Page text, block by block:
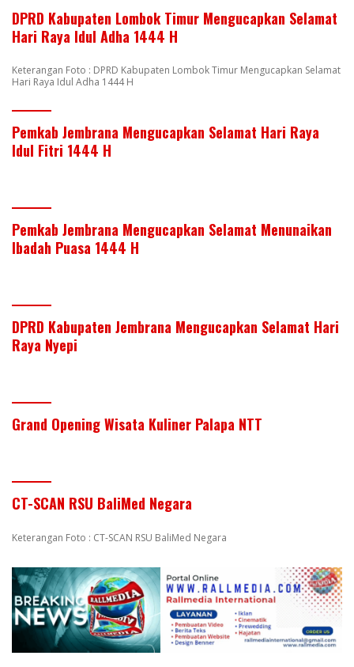
DPRD Kabupaten Lombok Timur Mengucapkan Selamat
Hari Raya Idul Adha 1444 H
Keterangan Foto : DPRD Kabupaten Lombok Timur Mengucapkan Selamat
Hari Raya Idul Adha 1444 H
Pemkab Jembrana Mengucapkan Selamat Hari Raya
Idul Fitri 1444 H
Pemkab Jembrana Mengucapkan Selamat Menunaikan
Ibadah Puasa 1444 H
DPRD Kabupaten Jembrana Mengucapkan Selamat Hari
Raya Nyepi
Grand Opening Wisata Kuliner Palapa NTT
CT-SCAN RSU BaliMed Negara
Keterangan Foto : CT-SCAN RSU BaliMed Negara